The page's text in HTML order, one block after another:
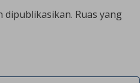
dipublikasikan. Ruas yang